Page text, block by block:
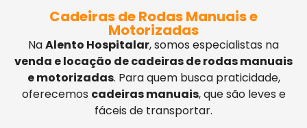
Cadeiras de Rodas Manuais e
Motorizadas
NaAlento Hospitalar, somos especialistas na
venda e locação de cadeiras de rodas manuais
e motorizadas. Para quem busca praticidade,
oferecemos cadeiras manuais, que são leves e
fáceis de transportar.